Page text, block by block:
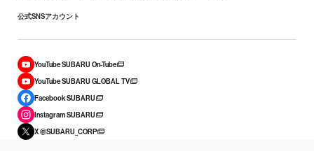
公式SNSアカウント
YouTube SUBARU On-Tube
YouTube SUBARU GLOBAL TV
Facebook SUBARU
Instagram SUBARU
X @SUBARU_CORP